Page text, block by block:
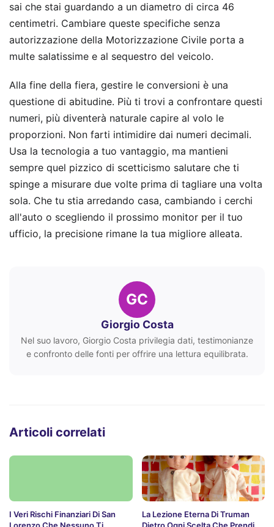
sai che stai guardando a un diametro di circa 46
centimetri. Cambiare queste specifiche senza
autorizzazione della Motorizzazione Civile porta a
multe salatissime e al sequestro del veicolo.
Alla fine della fiera, gestire le conversioni è una
questione di abitudine. Più ti trovi a confrontare questi
numeri, più diventerà naturale capire al volo le
proporzioni. Non farti intimidire dai numeri decimali.
Usa la tecnologia a tuo vantaggio, ma mantieni
sempre quel pizzico di scetticismo salutare che ti
spinge a misurare due volte prima di tagliare una volta
sola. Che tu stia arredando casa, cambiando i cerchi
all'auto o scegliendo il prossimo monitor per il tuo
ufficio, la precisione rimane la tua migliore alleata.
GC
Giorgio Costa
Nel suo lavoro, Giorgio Costa privilegia dati, testimonianze
e confronto delle fonti per offrire una lettura equilibrata.
Articoli correlati
I Veri Rischi Finanziari Di San
Lorenzo Che Nessuno Ti
La Lezione Eterna Di Truman
Dietro Ogni Scelta Che Prendi